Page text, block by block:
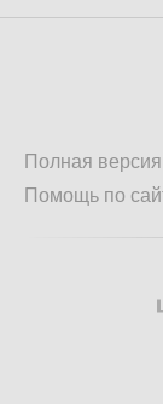
Полная версия
Помощь по